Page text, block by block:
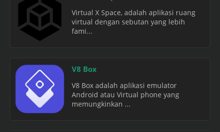
Virtual X Space, adalah aplikasi ruang
virtual dengan sebutan yang lebih
fami...
V8 Box
V8 Box adalah aplikasi emulator
Android atau Virtual phone yang
memungkinkan ...